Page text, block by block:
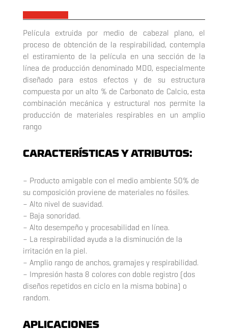
Película extruida por medio de cabezal plano, el
proceso de obtención de la respirabilidad, contempla
el estiramiento de la película en una sección de la
línea de producción denominado MDO, especialmente
diseñado para estos efectos y de su estructura
compuesta por un alto % de Carbonato de Calcio, esta
combinación mecánica y estructural nos permite la
producción de materiales respirables en un amplio
rango
CARACTERÍSTICAS Y ATRIBUTOS:
– Producto amigable con el medio ambiente 50% de
su composición proviene de materiales no fósiles.
– Alto nivel de suavidad.
– Baja sonoridad.
– Alto desempeño y procesabilidad en línea.
– La respirabilidad ayuda a la disminución de la
irritación en la piel.
– Amplio rango de anchos, gramajes y respirabilidad.
– Impresión hasta 8 colores con doble registro (dos
diseños repetidos en ciclo en la misma bobina) o
random.
APLICACIONES